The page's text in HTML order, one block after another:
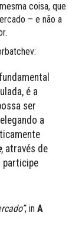
coisa, que
– e não a
é a
ser
a
, através de
participe
, inA